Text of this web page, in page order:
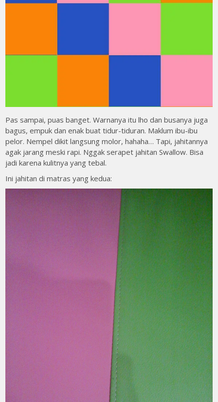
Pas sampai, puas banget. Warnanya itu lho dan busanya juga
bagus, empuk dan enak buat tidur-tiduran. Maklum ibu-ibu
pelor. Nempel dikit langsung molor, hahaha… Tapi, jahitannya
agak jarang meski rapi. Nggak serapet jahitan Swallow. Bisa
jadi karena kulitnya yang tebal.
Ini jahitan di matras yang kedua: